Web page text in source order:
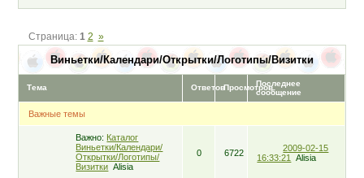
Виньетки/Календари/Открытки/Логотипы/Визитки
Страница: 1 2 »
Тема ОтветовПросмотровПоследнее
сообщение
Важные темы
Важно: Каталог
Виньетки/Календари/
Открытки/Логотипы/
Визитки Alisia
0 6722
2009-02-15
16:33:21
Alisia